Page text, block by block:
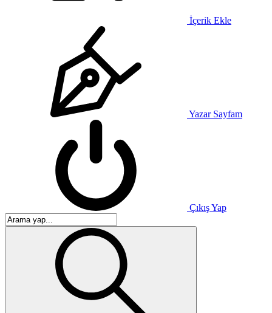
İçerik Ekle
Yazar Sayfam
Çıkış Yap